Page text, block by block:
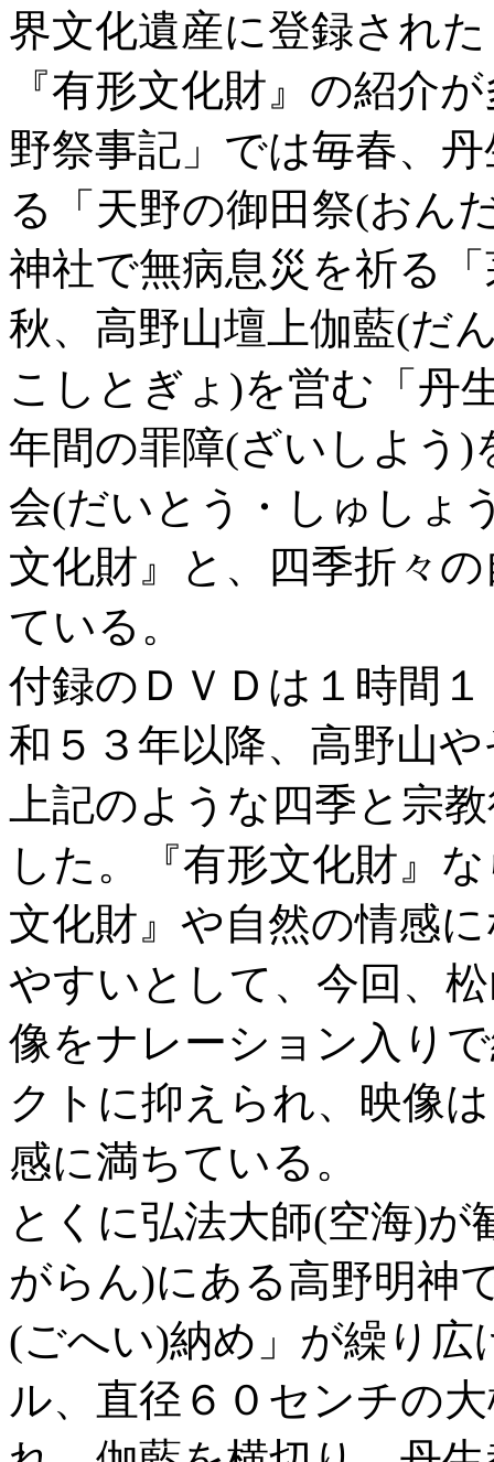
界文化遺産に登録され
『有形文化財』の紹介
野祭事記」では毎春、
る「天野の御田祭(おん
神社で無病息災を祈る
秋、高野山壇上伽藍(だ
こしとぎょ)を営む「丹
年間の罪障(ざいしよう)
会(だいとう・しゅしょ
文化財』と、四季折々
ている。
付録のＤＶＤは１時間
和５３年以降、高野山
上記のような四季と宗
した。『有形文化財』
文化財』や自然の情感
やすいとして、今回、
像をナレーション入り
クトに抑えられ、映像
感に満ちている。
とくに弘法大師(空海)
がらん)にある高野明神
(ごへい)納め」が繰り
ル、直径６０センチの